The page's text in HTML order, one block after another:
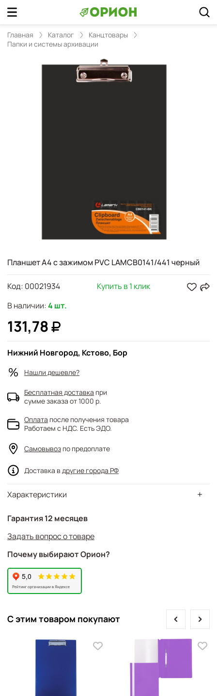
Главная Каталог
Канцтовары
Папки и системы архивации
Планшет А4 с зажимом PVC LAMCB0141/441 черный
Характеристики
Гарантия 12 месяцев
Задать вопрос о товаре
Почему выбирают Орион?
В наличии:4 шт.
131,78
Код: 00021934 Купить в 1 клик
Нижний Новгород, Кстово, Бор
Нашли дешевле?
Бесплатная доставка при
сумме заказа от 1000 р.
Оплата после получения товара
Работаем с НДС. Есть ЭДО.
Самовывоз по предоплате
Доставка в другие города РФ
С этим товаром покупают
prev next